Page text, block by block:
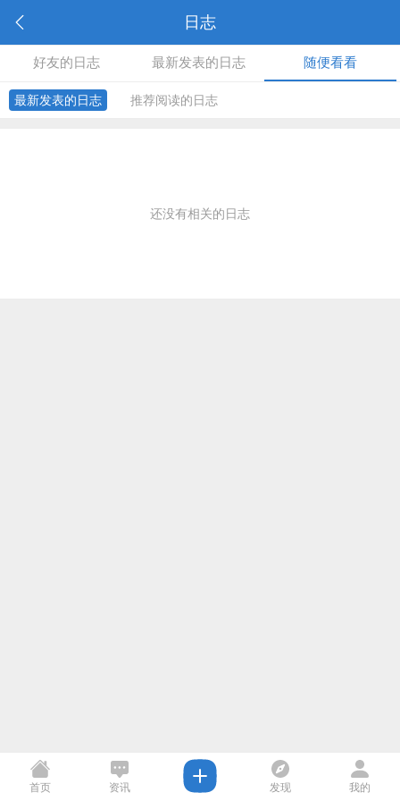
日志
好友的日志 最新发表的日志 随便看看
最新发表的日志 推荐阅读的日志
还没有相关的日志
首页 资讯 发现 我的